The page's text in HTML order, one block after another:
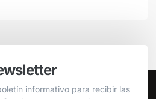
informativo para recibir las